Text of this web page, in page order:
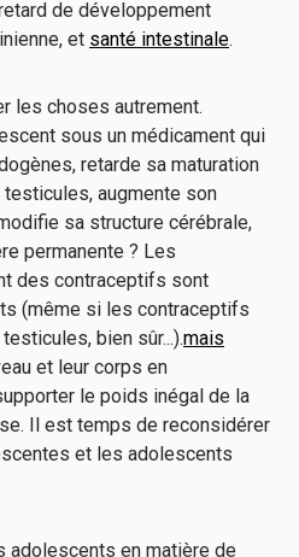
de développement
et santé intestinale.
les choses autrement.
sous un médicament qui
retarde sa maturation
augmente son
sa structure cérébrale,
permanente ? Les
des contraceptifs sont
(même si les contraceptifs
bien sûr...).mais
et leur corps en
le poids inégal de la
Il est temps de reconsidérer
et les adolescents
adolescents en matière de